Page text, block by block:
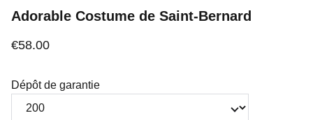
Adorable Costume de Saint-Bernard
€58.00
Dépôt de garantie